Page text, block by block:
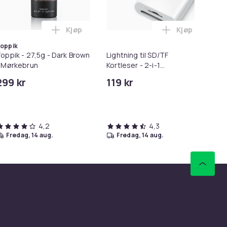
i handlekurven
Dry Shampoo Nonaerosol Balances Scalp & Controls
- 27,5g - Dark Brown
kr
Legg Toppik - 27,5g - Dark Brown -
Kjøp
4,2
fredag, 14 aug.
Lightning til SD/TF
Kortleser - 2-i-1
iPhone/iPad
119 kr
Legg
Kjøp
4,3
fredag, 14 aug.